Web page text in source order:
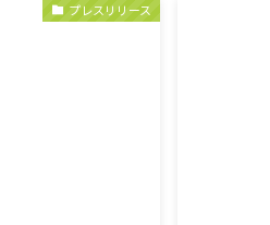
プレスリリース